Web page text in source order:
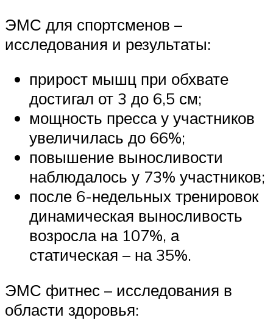
ЭМС для спортсменов –
исследования и результаты:
прирост мышц при обхвате
достигал от 3 до 6,5 см;
мощность пресса у участников
увеличилась до 66%;
повышение выносливости
наблюдалось у 73% участников;
после 6-недельных тренировок
динамическая выносливость
возросла на 107%, а
статическая – на 35%.
ЭМС фитнес – исследования в
области здоровья: